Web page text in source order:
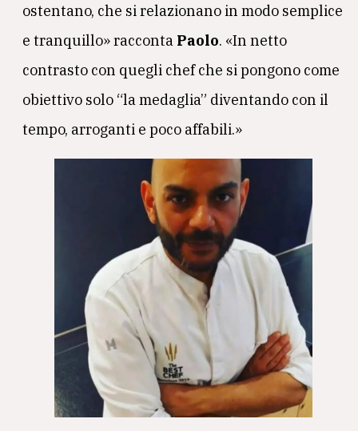
ostentano, che si relazionano in modo semplice
e tranquillo» racconta Paolo. «In netto
contrasto con quegli chef che si pongono come
obiettivo solo “la medaglia” diventando con il
tempo, arroganti e poco affabili.»